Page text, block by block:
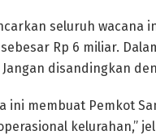
seluruh wacana
Rp 6 miliar.
disandingkan
ini membuat Pemkot
kelurahan,”